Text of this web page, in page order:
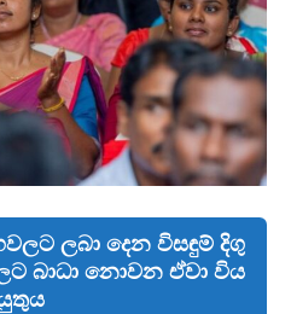
ලබා දෙන විසඳුම් දිගු
බාධා නොවන ඒවා විය